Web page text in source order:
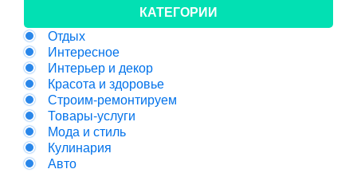
КАТЕГОРИИ
Отдых
Интересное
Интерьер и декор
Красота и здоровье
Строим-ремонтируем
Товары-услуги
Мода и стиль
Кулинария
Авто